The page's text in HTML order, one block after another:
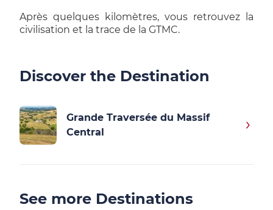
Après quelques kilomètres, vous retrouvez la
civilisation et la trace de la GTMC.
Discover the Destination
Grande Traversée du Massif
Central
See more Destinations